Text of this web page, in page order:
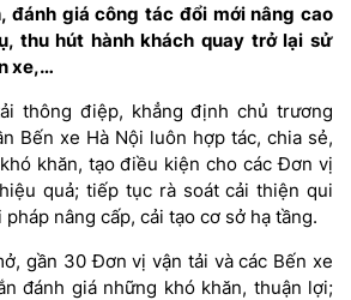
đánh giá công tác đổi mới nâng cao
thu hút hành khách quay trở lại sử
xe,…
thông điệp, khẳng định chủ trương
Bến xe Hà Nội luôn hợp tác, chia sẻ,
khăn, tạo điều kiện cho các Đơn vị
quả; tiếp tục rà soát cải thiện qui
nâng cấp, cải tạo cơ sở hạ tầng.
gần 30 Đơn vị vận tải và các Bến xe
đánh giá những khó khăn, thuận lợi;